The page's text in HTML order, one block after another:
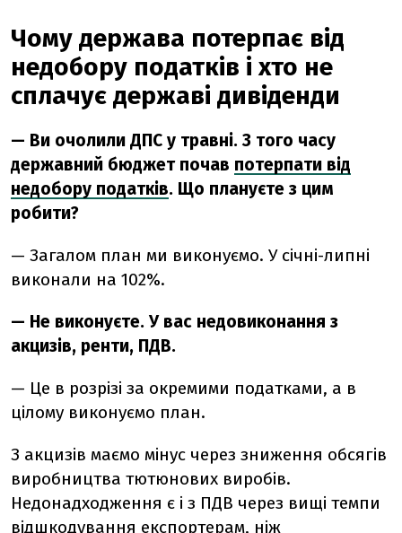
Чому держава потерпає від
недобору податків і хто не
сплачує державі дивіденди
— Ви очолили ДПС у травні. З того часу
державний бюджет почав потерпати від
недобору податків. Що плануєте з цим
робити?
— Загалом план ми виконуємо. У січні-липні
виконали на 102%.
— Не виконуєте. У вас недовиконання з
акцизів, ренти, ПДВ.
— Це в розрізі за окремими податками, а в
цілому виконуємо план.
З акцизів маємо мінус через зниження обсягів
виробництва тютюнових виробів.
Недонадходження є і з ПДВ через вищі темпи
відшкодування експортерам, ніж